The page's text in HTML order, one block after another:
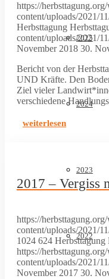
2025
2024
2023
2022
https://
content/uploads/2021/
Herbsttagung
content/uploads/2021/
November 2018 30.
Bericht von der
UND Kräfte. Den
Ziel vieler
verschiedene
weiterlesen
2017 – Vergiss
https://
content/uploads/2021/
1024 624 Herbsttagung
https://
content/uploads/2021/
November 2017 30.